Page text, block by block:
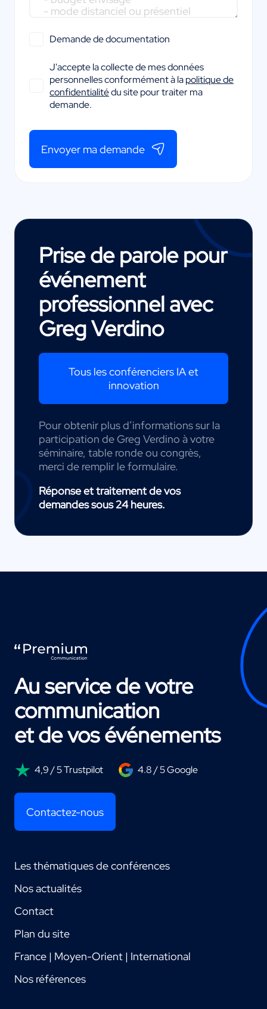
Demande de documentation
J'accepte la collecte de mes données
personnelles conformément à lapolitique de
confidentialitédu site pour traiter ma
demande.
Envoyer ma demande
Prise de parole pour
événement
professionnel avec
Greg Verdino
Tous les conférenciers IA et
innovation
Pour obtenir plus d’informations sur la
participation de Greg Verdino à votre
séminaire, table ronde ou congrès,
merci de remplir le formulaire.
Réponse et traitement de vos
demandes sous 24 heures.
Au service de votre
communication
et de vos événements
4,9 / 5 Trustpilot 4.8 / 5 Google
Contactez-nous
Les thématiques de conférences
Nos actualités
Contact
Plan du site
France | Moyen-Orient | International
Nos références